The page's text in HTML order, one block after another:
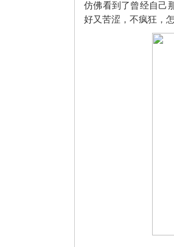
仿佛看到了曾经自己
好又苦涩，不疯狂，